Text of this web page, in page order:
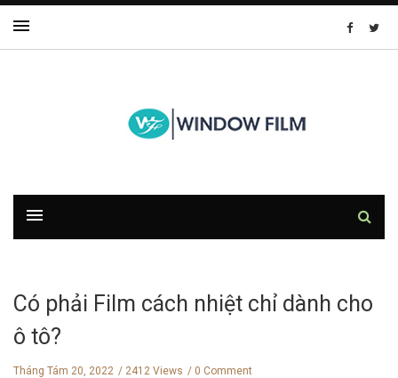
Có phải Film cách nhiệt chỉ dành cho
ô tô?
Tháng Tám 20, 2022 2412 Views 0 Comment